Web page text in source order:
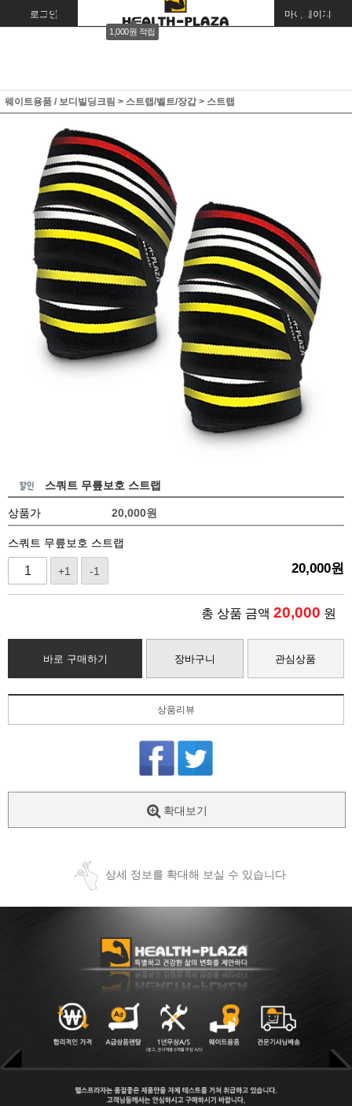
로그인 회원가입
1,000원 적립
주문조회 마이페이지
웨이트용품 / 보디빌딩크림 > 스트랩/벨트/장갑 > 스트랩
스쿼트 무릎보호 스트랩
상품가 20,000원
스쿼트 무릎보호 스트랩
+1 -1 20,000원
총 상품 금액 20,000 원
바로 구매하기 장바구니 관심상품
상품리뷰
확대보기
상세 정보를 확대해 보실 수 있습니다